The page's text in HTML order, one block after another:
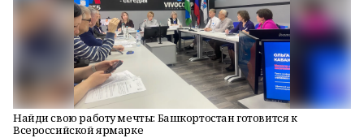
Найди свою работу мечты: Башкортостан готовится к
Всероссийской ярмарке